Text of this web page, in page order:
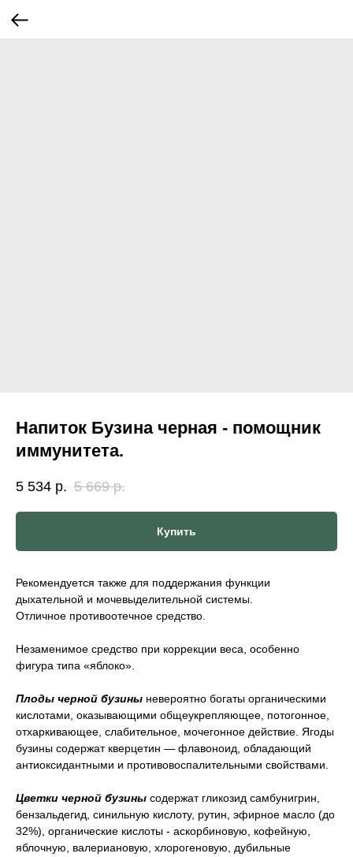
Напиток Бузина черная - помощник
иммунитета.
5 534 р. 5 669 р.
Купить
Рекомендуется также для поддержания функции
дыхательной и мочевыделительной системы.
Отличное противоотечное средство.
Незаменимое средство при коррекции веса, особенно
фигура типа «яблоко».
Плоды черной бузины невероятно богаты органическими
кислотами, оказывающими общеукрепляющее, потогонное,
отхаркивающее, слабительное, мочегонное действие. Ягоды
бузины содержат кверцетин — флавоноид, обладающий
антиоксидантными и противовоспалительными свойствами.
Цветки черной бузины содержат гликозид самбунигрин,
бензальдегид, синильную кислоту, рутин, эфирное масло (до
32%), органические кислоты - аскорбиновую, кофейную,
яблочную, валериановую, хлорогеновую, дубильные